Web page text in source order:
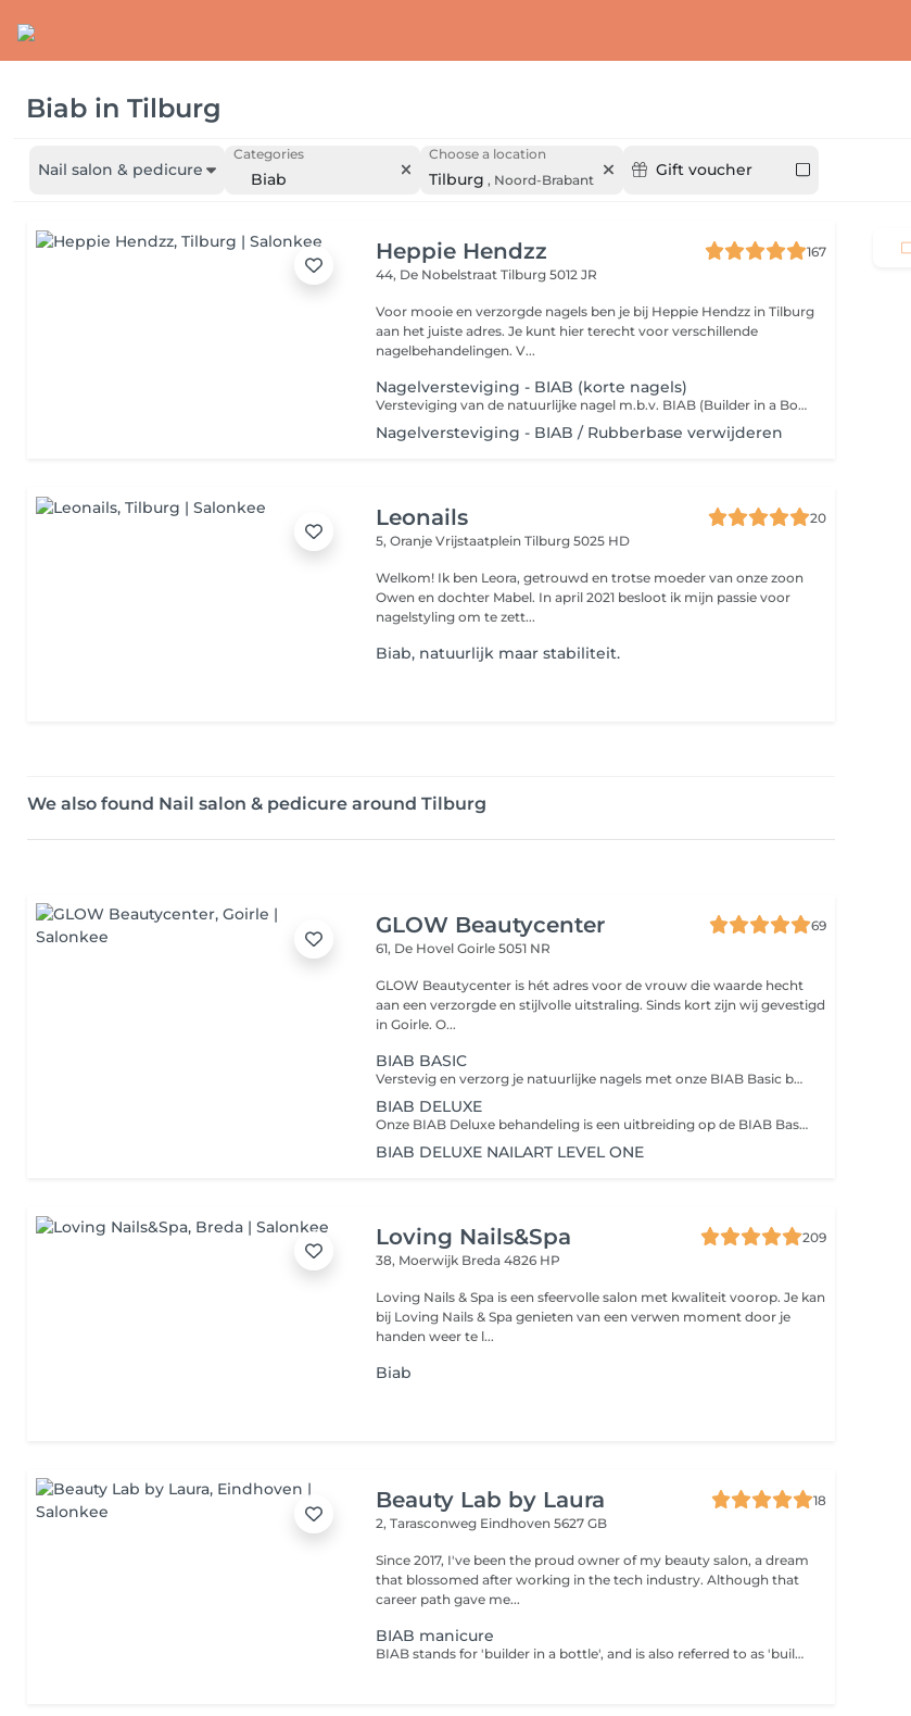
Biab in Tilburg
Nail salon & pedicure
Categories
Biab
Choose a location
Tilburg , Noord-Brabant
Gift voucher
Heppie Hendzz
167
44, De NobelstraatTilburg 5012 JR
Voor mooie en verzorgde nagels ben je bij Heppie Hendzz in Tilburg
aan het juiste adres. Je kunt hier terecht voor verschillende
nagelbehandelingen. V...
Nagelversteviging - BIAB (korte nagels)
Versteviging van de natuurlijke nagel m.b.v. BIAB (Builder in a Bottle) of Rubberbase. Speciaal voor de dames die extra stevigheid willen, maar niet persé de natuurlijke nagels willen verlengen. BIAB / Rubberbase is het alternatief! Ook aan te raden voor nagelbijters. Deze gel wordt met een kleine bolling aangebracht op de natuurlijke nagel, waarna een gellak kleur naar wens wordt aangebracht. De behandeling wordt afgesloten met nagelriemolie en handlotion.
Nagelversteviging - BIAB / Rubberbase verwijderen
Leonails
20
5, Oranje VrijstaatpleinTilburg 5025 HD
Welkom! Ik ben Leora, getrouwd en trotse moeder van onze zoon
Owen en dochter Mabel. In april 2021 besloot ik mijn passie voor
nagelstyling om te zett...
Biab, natuurlijk maar stabiliteit.
We also found Nail salon & pedicure around Tilburg
GLOW Beautycenter
69
61, De HovelGoirle 5051 NR
GLOW Beautycenter is hét adres voor de vrouw die waarde hecht
aan een verzorgde en stijlvolle uitstraling. Sinds kort zijn wij gevestigd
in Goirle. O...
BIAB BASIC
Verstevig en verzorg je natuurlijke nagels met onze BIAB Basic behandeling inclusief manicure. Kies uit maar liefst 100 BIAB-kleuren voor een verzorgde en langdurige look. Inclusief: manicure, nagels vijlen, nagelriemverzorging en BIAB-afwerking.
BIAB DELUXE
Onze BIAB Deluxe behandeling is een uitbreiding op de BIAB Basic. Inclusief complete manicure en keuze voor een stijlvolle French manicure of een gelpolish kleur over de BIAB voor een extra luxe afwerking. Perfect voor sterke, verzorgde nagels met een elegante uitstraling.
BIAB DELUXE NAILART LEVEL ONE
Loving Nails&Spa
209
38, Moerwijk Breda 4826 HP
Loving Nails & Spa is een sfeervolle salon met kwaliteit voorop. Je kan
bij Loving Nails & Spa genieten van een verwen moment door je
handen weer te l...
Biab
Beauty Lab by Laura
18
2, Tarasconweg Eindhoven 5627 GB
Since 2017, I've been the proud owner of my beauty salon, a dream
that blossomed after working in the tech industry. Although that
career path gave me...
BIAB manicure
BIAB stands for 'builder in a bottle', and is also referred to as 'builder gels' which gives your nails strength and protects them from breaking. Biab doesn't contain silicones or parabens, it's safe for customers with allergies. It's VEGAN, very good and safe for natural nails. Biab natural stands for natural colors from Biab color collection like pinks, milky colors and nudes.